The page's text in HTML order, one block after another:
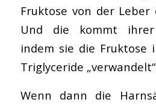
Fruktose von der
Und die kommt
indem sie die Fruktose
Triglyceride
Wenn dann die